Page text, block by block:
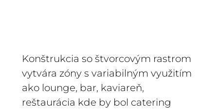
Konštrukcia so štvorcovým rastrom
vytvára zóny s variabilným využitím
ako lounge, bar, kaviareň,
reštaurácia kde by bol catering